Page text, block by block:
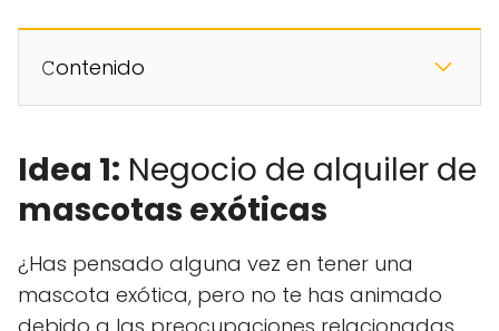
𝙲ontenido
Idea 1: Negocio de alquiler de
mascotas exóticas
¿Has pensado alguna vez en tener una
mascota exótica, pero no te has animado